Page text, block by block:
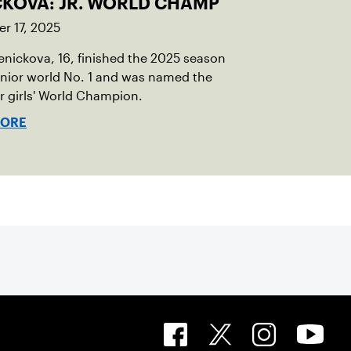
JR. WORLD CHAMP
17, 2025
16, finished the 2025 season
world No. 1 and was named the
girls' World Champion.